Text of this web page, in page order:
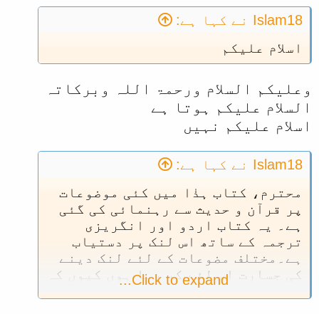
Islam18 نے کہا ہے:
اسلام علیکم
وعلیکم السلام ورحمۃ اللہ وبرکاتہ
السلام علیکم ہوتا ہے
اسلام علیکم نہیں
Islam18 نے کہا ہے:
محترم، کتاب ہذٰا میں کئی موضوعات
پر قرآن و حدیث سے رہنمائی کی گئی
ہے۔ یہ کتاب اردو اور انگریزی
ترجمہ کے ساتھ اس لنک پر دستیاب
ہے۔مختلف مضوعات کے لئے لنک دینے
کی جسارت اس لئے کر رہا ہوں کیوں کہ
ہر متعلقہ موضوع کے لئے اس میں
Click to expand...